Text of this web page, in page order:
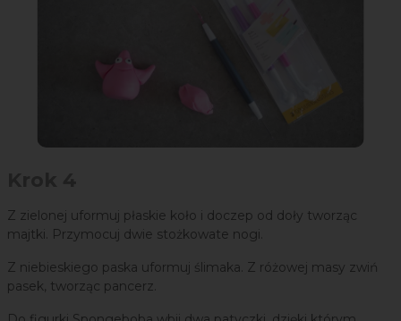
Z zielonej uformuj płaskie koło i doczep od doły tworząc
majtki. Przymocuj dwie stożkowate nogi.
Z niebieskiego paska uformuj ślimaka. Z różowej masy zwiń
pasek, tworząc pancerz.